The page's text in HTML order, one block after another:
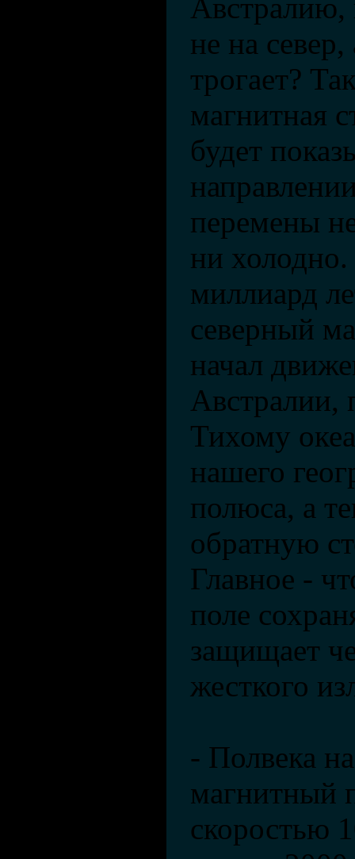
Австралию,
не на
трогает?
магнитная
будет
перемены
ни
миллиард
северный
начал
Австралии,
Тихому
нашего
полюса, а
обратную
Главное -
поле
защищает
жесткого
- Полвека
магнитный
скоростью